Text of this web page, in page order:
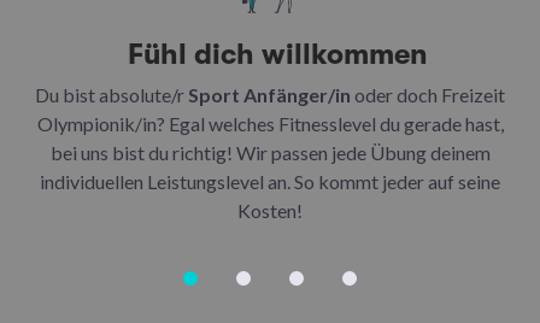
Fühl dich willkommen
Du bist absolute/r Sport Anfänger/in oder doch Freizeit
Olympionik/in? Egal welches Fitnesslevel du gerade hast,
bei uns bist du richtig! Wir passen jede Übung deinem
individuellen Leistungslevel an. So kommt jeder auf seine
Kosten!